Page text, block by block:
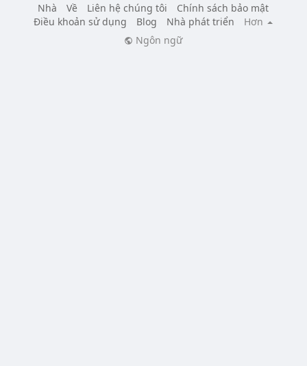
Nhà
Về Liên hệ chúng tôi
Chính sách bảo mật
Điều khoản sử dụng
Blog Nhà phát triển
Hơn
Ngôn ngữ